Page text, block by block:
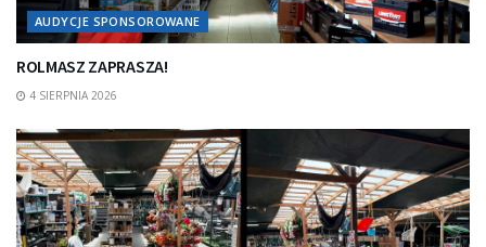
AUDYCJE SPONSOROWANE
ROLMASZ ZAPRASZA!
4 SIERPNIA 2026